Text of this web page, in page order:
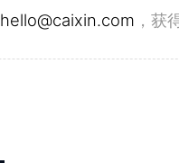
hello@caixin.com ，获